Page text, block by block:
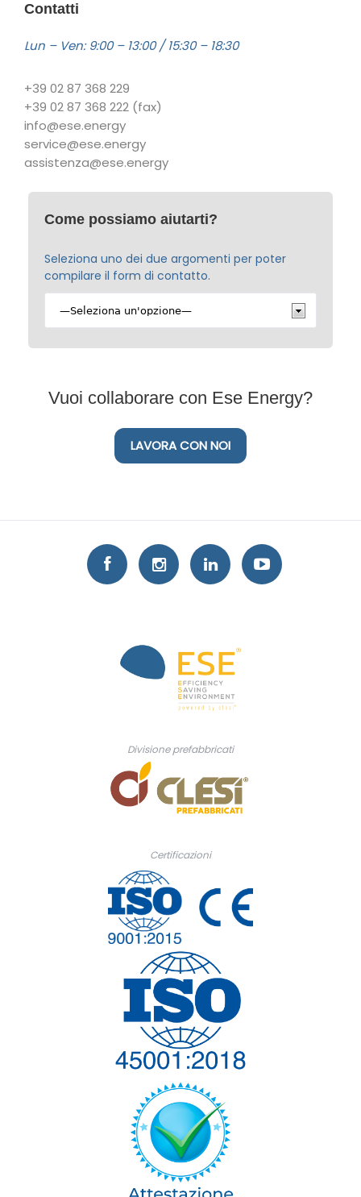
Contatti
Lun – Ven: 9:00 – 13:00 / 15:30 – 18:30
+39 02 87 368 229
+39 02 87 368 222 (fax)
info@ese.energy
service@ese.energy
assistenza@ese.energy
Come possiamo aiutarti?
Seleziona uno dei due argomenti per poter
compilare il form di contatto.
Vuoi collaborare con Ese Energy?
LAVORA CON NOI
Divisione prefabbricati
Certificazioni